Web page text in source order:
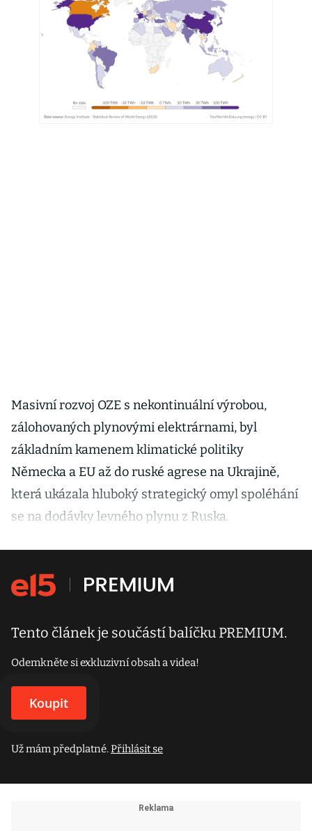
Masivní rozvoj OZE s nekontinuální výrobou,
zálohovaných plynovými elektrárnami, byl
základním kamenem klimatické politiky
Německa a EU až do ruské agrese na Ukrajině,
která ukázala hluboký strategický omyl spoléhání
se na dodávky levného plynu z Ruska.
Tento článek je součástí balíčku PREMIUM.
Odemkněte si exkluzivní obsah a videa!
Koupit
Už mám předplatné.Přihlásit se